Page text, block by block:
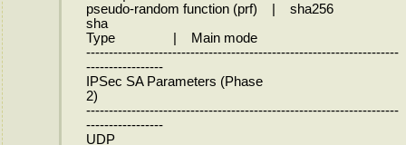
pseudo-random function (prf) | sha256
sha
Type | Main mode
---------------------------------------------------------------------
-----------------
IPSec SA Parameters (Phase
2)
---------------------------------------------------------------------
-----------------
UDP